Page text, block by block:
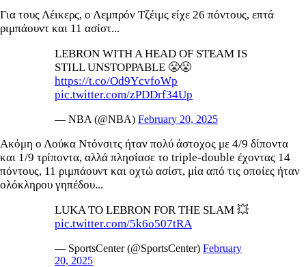
Για τους Λέικερς, ο Λεμπρόν Τζέιμς είχε 26 πόντους, επτά
ριμπάουντ και 11 ασίστ...
LEBRON WITH A HEAD OF STEAM IS
STILL UNSTOPPABLE 😤😤
https://t.co/Od9YcvfoWp
pic.twitter.com/zPDDrf34Up
— NBA (@NBA) February 20, 2025
Ακόμη ο Λούκα Ντόνσιτς ήταν πολύ άστοχος με 4/9 δίποντα
και 1/9 τρίποντα, αλλά πλησίασε το triple-double έχοντας 14
πόντους, 11 ριμπάουντ και οχτώ ασίστ, μία από τις οποίες ήταν
ολόκληρου γηπέδου...
LUKA TO LEBRON FOR THE SLAM 💥
pic.twitter.com/5k6o507tRA
— SportsCenter (@SportsCenter) February
20, 2025